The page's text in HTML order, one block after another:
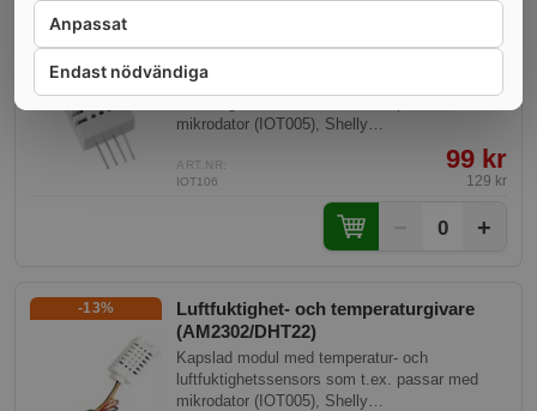
(AM2302/DHT22)
-23%
Modul med temperatur- och
mikrodator (IOT005), Shelly
expanderingsmodul, Shelly UNI eller Raspberry
PI.
ART.NR:
IOT106
99 kr
129 kr
0 +
Luftfuktighet- och temperaturgivare
(AM2302/DHT22)
-13%
Kapslad modul med temperatur- och
luftfuktighetssensors som t.ex. passar med
mikrodator (IOT005), Shelly
Endast nödvändiga
Anpassat